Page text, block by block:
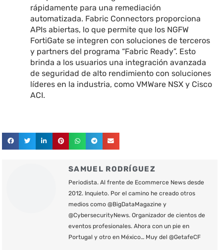
rápidamente para una remediación
automatizada. Fabric Connectors proporciona
APIs abiertas, lo que permite que los NGFW
FortiGate se integren con soluciones de terceros
y partners del programa “Fabric Ready”. Esto
brinda a los usuarios una integración avanzada
de seguridad de alto rendimiento con soluciones
líderes en la industria, como VMWare NSX y Cisco
ACI.
SAMUEL RODRÍGUEZ
Periodista. Al frente de Ecommerce News desde
2012. Inquieto. Por el camino he creado otros
medios como @BigDataMagazine y
@CybersecurityNews. Organizador de cientos de
eventos profesionales. Ahora con un pie en
Portugal y otro en México… Muy del @GetafeCF